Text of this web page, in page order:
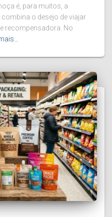
é, para muitos, a
o desejo de viajar
recompensadora. No